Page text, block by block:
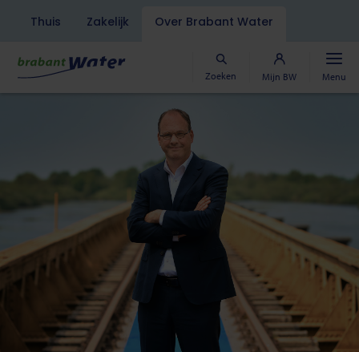
Overslaan
naar
de
Thuis Zakelijk Over Brabant Water
Zoeken Mijn BW Menu